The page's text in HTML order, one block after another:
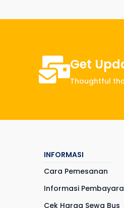
Get
Thoughtful
INFORMASI
Cara Pemesanan
Informasi
Cek Harga Sewa Bus